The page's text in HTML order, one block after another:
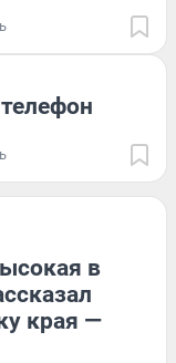
в
края —